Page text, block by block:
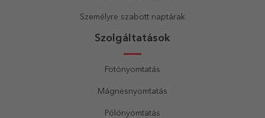
Személyre szabott naptárak
Szolgáltatások
Fotónyomtatás
Mágnesnyomtatás
Pólónyomtatás